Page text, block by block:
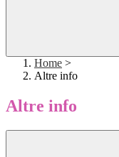
Home >
Altre info
Altre info